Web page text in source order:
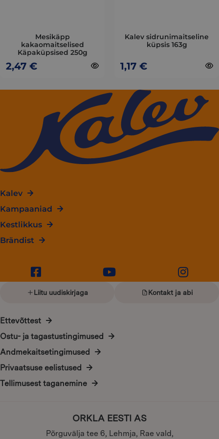
Mesikäpp
kakaomaitselised
Käpaküpsised 250g
2,47 €
product
page
Kalev sidrunimaitseline
küpsis 163g
1,17 €
page
Kalev
Kampaaniad
Kestlikkus
Brändist
Liitu uudiskirjaga Kontakt ja abi
Ettevõttest
Ostu- ja tagastustingimused
Andmekaitsetingimused
Privaatsuse eelistused
Tellimusest taganemine
ORKLA EESTI AS
Põrguvälja tee 6, Lehmja, Rae vald,